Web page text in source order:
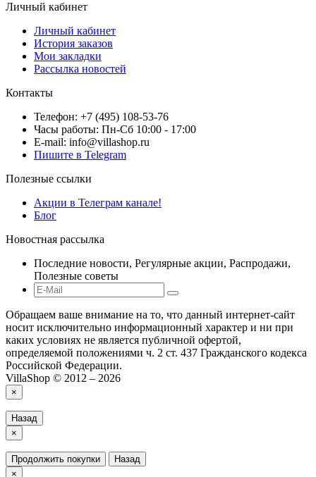
Личный кабинет
Личный кабинет
История заказов
Мои закладки
Рассылка новостей
Контакты
Телефон: +7 (495) 108-53-76
Часы работы: Пн-Сб 10:00 - 17:00
E-mail: info@villashop.ru
Пишите в Telegram
Полезные ссылки
Акции в Телеграм канале!
Блог
Новостная рассылка
Последние новости, Регулярные акции, Распродажи,
Полезные советы
Обращаем ваше внимание на то, что данный интернет-сайт
носит исключительно информационный характер и ни при
каких условиях не является публичной офертой,
определяемой положениями ч. 2 ст. 437 Гражданского кодекса
Российской Федерации.
VillaShop © 2012 – 2026
×
Назад
×
Продолжить покупки
Назад
×